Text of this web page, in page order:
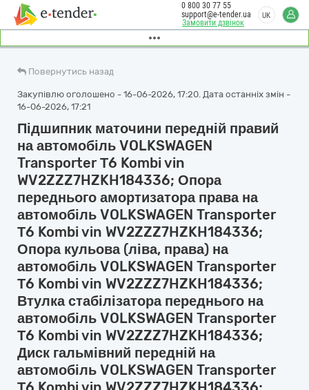
Замовити дзвінок
0 800 30 77 55
support@e-tender.ua
UK
Повернутись назад
Закупівлю оголошено - 16-06-2026, 17:20. Дата останніх змін -
16-06-2026, 17:21
Підшипник маточини передній правий
на автомобіль VOLKSWAGEN
Transporter Т6 Kombi vin
WV2ZZZ7HZKH184336; Опора
переднього амортизатора права на
автомобіль VOLKSWAGEN Transporter
Т6 Kombi vin WV2ZZZ7HZKH184336;
Опора кульова (ліва, права) на
автомобіль VOLKSWAGEN Transporter
Т6 Kombi vin WV2ZZZ7HZKH184336;
Втулка стабілізатора переднього на
автомобіль VOLKSWAGEN Transporter
Т6 Kombi vin WV2ZZZ7HZKH184336;
Диск гальмівний передній на
автомобіль VOLKSWAGEN Transporter